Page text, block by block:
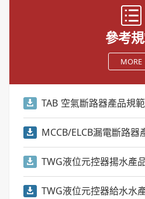
參考
MORE
TAB 空氣斷路器產品規範
MCCB/ELCB漏電斷路器
TWG液位元控器揚水產
TWG液位元控器給水水